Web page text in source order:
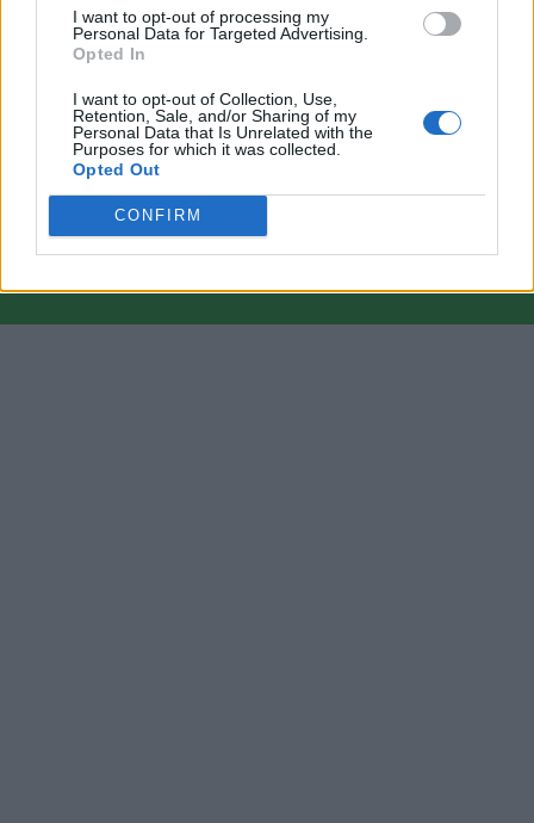
I want to opt-out of processing my
Personal Data for Targeted Advertising.
Opted In
I want to opt-out of Collection, Use,
Retention, Sale, and/or Sharing of my
Personal Data that Is Unrelated with the
Purposes for which it was collected.
Opted Out
CONFIRM
Il materiale (testo, foto e video) consultabile in questo portale è di nostra proprietà.
giunti da internet, in quanto arrivati alla nostra attenzione attraverso regolari
comunicati stampa con immagini e testi allegati ed autorizzati alla pubblicazione, e
quindi valutati di pubblico dominio. Se i soggetti o gli autori avessero qualcosa in
contrario alla pubblicazione, non avranno che da segnalarlo alla redazione (indirizzo
redazione@napolimagazine.com), che provvederà prontamente alla rimozione.
proprietà di Napoli Magazine.